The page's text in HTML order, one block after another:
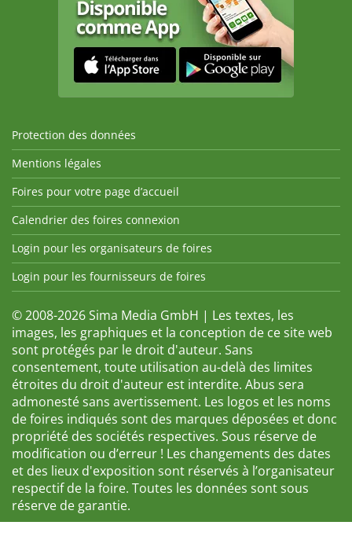
Protection des données
Mentions légales
Foires pour votre page d’accueil
Calendrier des foires connexion
Login pour les organisateurs de foires
Login pour les fournisseurs de foires
© 2008-2026 Sima Media GmbH | Les textes, les
images, les graphiques et la conception de ce site web
sont protégés par le droit d'auteur. Sans
consentement, toute utilisation au-delà des limites
étroites du droit d'auteur est interdite. Abus sera
admonesté sans avertissement. Les logos et les noms
de foires indiqués sont des marques déposées et donc
propriété des sociétés respectives. Sous réserve de
modification ou d’erreur ! Les changements des dates
et des lieux d'exposition sont réservés à l’organisateur
respectif de la foire. Toutes les données sont sous
réserve de garantie.